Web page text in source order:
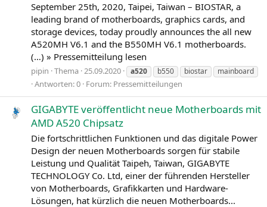
September 25th, 2020, Taipei, Taiwan – BIOSTAR, a
leading brand of motherboards, graphics cards, and
storage devices, today proudly announces the all new
A520MH V6.1 and the B550MH V6.1 motherboards.
(…) » Pressemitteilung lesen
pipin Thema 25.09.2020 a520 b550 biostar mainboard
Antworten: 0 Forum: Pressemitteilungen
GIGABYTE veröffentlicht neue Motherboards mit
AMD A520 Chipsatz
Die fortschrittlichen Funktionen und das digitale Power
Design der neuen Motherboards sorgen für stabile
Leistung und Qualität Taipeh, Taiwan, GIGABYTE
TECHNOLOGY Co. Ltd, einer der führenden Hersteller
von Motherboards, Grafikkarten und Hardware-
Lösungen, hat kürzlich die neuen Motherboards...